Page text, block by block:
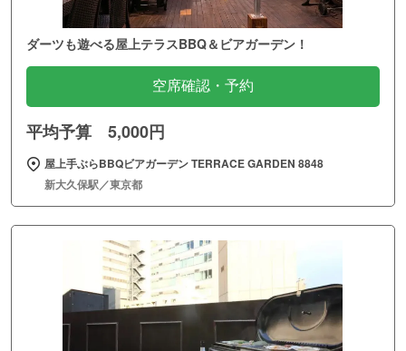
ダーツも遊べる屋上テラスBBQ＆ビアガーデン！
空席確認・予約
平均予算 5,000円
屋上手ぶらBBQビアガーデン TERRACE GARDEN 8848
新大久保駅／東京都